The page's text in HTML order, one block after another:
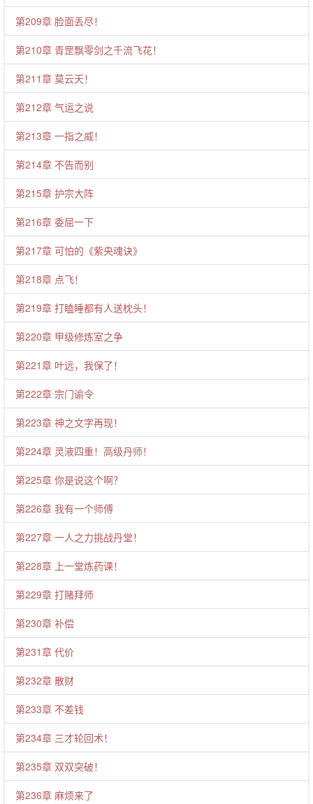
第209章 脸面丢尽！
第210章 青罡飘零剑之千流飞花！
第211章 莫云天！
第212章 气运之说
第213章 一指之威！
第214章 不告而别
第215章 护宗大阵
第216章 委屈一下
第217章 可怕的《紫央魂诀》
第218章 点飞！
第219章 打瞌睡都有人送枕头！
第220章 甲级修炼室之争
第221章 叶远，我保了！
第222章 宗门谕令
第223章 神之文字再现！
第224章 灵液四重！高级丹师！
第225章 你是说这个啊？
第226章 我有一个师傅
第227章 一人之力挑战丹堂！
第228章 上一堂炼药课！
第229章 打赌拜师
第230章 补偿
第231章 代价
第232章 散财
第233章 不差钱
第234章 三才轮回术！
第235章 双双突破！
第236章 麻烦来了